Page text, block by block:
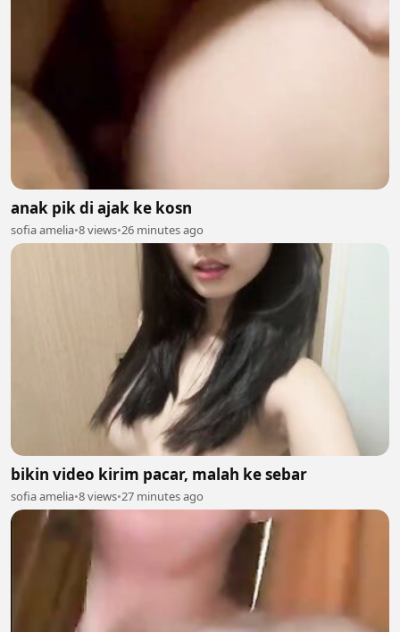
anak pik di ajak ke kosn
sofia amelia•8 views•26 minutes ago
bikin video kirim pacar, malah ke sebar
sofia amelia•8 views•27 minutes ago